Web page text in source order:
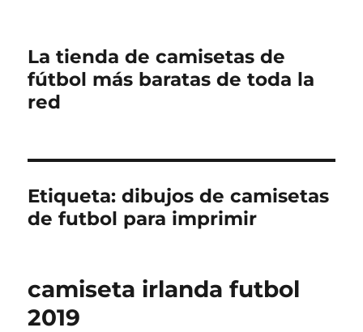
La tienda de camisetas de
fútbol más baratas de toda la
red
Etiqueta:dibujos de camisetas
de futbol para imprimir
camiseta irlanda futbol
2019